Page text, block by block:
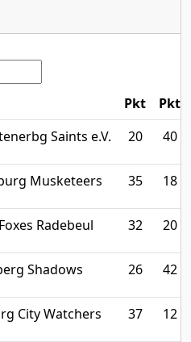
Pkt
Pkt
Saints e.V. 20 40
Musketeers 35 18
Radebeul 32 20
Shadows 26 42
City Watchers 37 12